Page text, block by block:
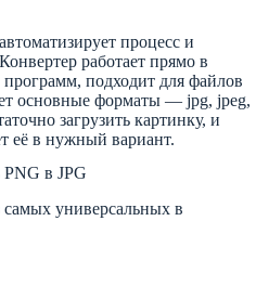
процесс и
работает прямо в
программ, подходит для файлов
основные форматы — jpg, jpeg,
загрузить картинку, и
её в нужный вариант.
в JPG
универсальных в